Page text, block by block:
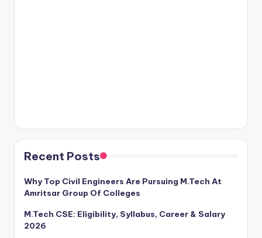
Recent Posts
Why Top Civil Engineers Are Pursuing M.Tech At
Amritsar Group Of Colleges
M.Tech CSE: Eligibility, Syllabus, Career & Salary
2026